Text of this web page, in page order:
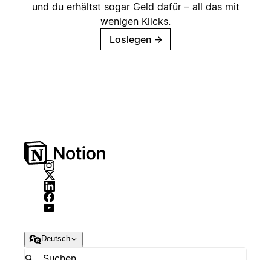
und du erhältst sogar Geld dafür – all das mit
wenigen Klicks.
Loslegen →
Deutsch